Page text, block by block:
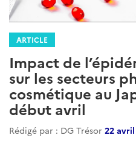
ARTICLE
Impact de
sur les secteurs
cosmétique au
début avril
Rédigé par : DG Trésor 22